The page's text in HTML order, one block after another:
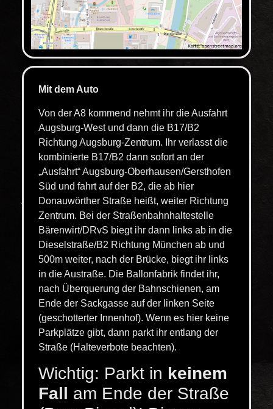
Mit dem Auto
Von der A8 kommend nehmt ihr die Ausfahrt
Augsburg-West und dann die B17/B2
Richtung Augsburg-Zentrum. Ihr verlasst die
kombinierte B17/B2 dann sofort an der
„Ausfahrt“ Augsburg-Oberhausen/Gersthofen
Süd und fahrt auf der B2, die ab hier
Donauwörther Straße heißt, weiter Richtung
Zentrum. Bei der Straßenbahnhaltestelle
Bärenwirt/DRvS biegt ihr dann links ab in die
Dieselstraße/B2 Richtung München ab und
500m weiter, nach der Brücke, biegt ihr links
in die Austraße. Die Ballonfabrik findet ihr,
nach Überquerung der Bahnschienen, am
Ende der Sackgasse auf der linken Seite
(geschotterter Innenhof). Wenn es hier keine
Parkplätze gibt, dann parkt ihr entlang der
Straße (Halteverbote beachten).
Wichtig: Parkt in keinem
Fall am Ende der Straße